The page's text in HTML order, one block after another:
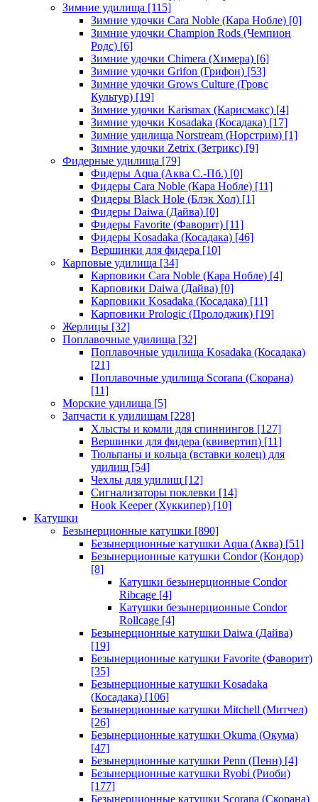
Зимние удилища [115]
Зимние удочки Cara Noble (Кара Нобле) [0]
Зимние удочки Champion Rods (Чемпион
Родс) [6]
Зимние удочки Chimera (Химера) [6]
Зимние удочки Grifon (Грифон) [53]
Зимние удочки Grows Culture (Гровс
Культур) [19]
Зимние удочки Karismax (Карисмакс) [4]
Зимние удочки Kosadaka (Косадака) [17]
Зимние удилища Norstream (Норстрим) [1]
Зимние удочки Zetrix (Зетрикс) [9]
Фидерные удилища [79]
Фидеры Aqua (Аква С.-Пб.) [0]
Фидеры Cara Noble (Кара Нобле) [11]
Фидеры Black Hole (Блэк Хол) [1]
Фидеры Daiwa (Дайва) [0]
Фидеры Favorite (Фаворит) [11]
Фидеры Kosadaka (Косадака) [46]
Вершинки для фидера [10]
Карповые удилища [34]
Карповики Cara Noble (Кара Нобле) [4]
Карповики Daiwa (Дайва) [0]
Карповики Kosadaka (Косадака) [11]
Карповики Prologic (Пролоджик) [19]
Жерлицы [32]
Поплавочные удилища [32]
Поплавочные удилища Kosadaka (Косадака)
[21]
Поплавочные удилища Scorana (Скорана)
[11]
Морские удилища [5]
Запчасти к удилищам [228]
Хлысты и комли для спиннингов [127]
Вершинки для фидера (квивертип) [11]
Тюльпаны и кольца (вставки колец) для
удилищ [54]
Чехлы для удилищ [12]
Сигнализаторы поклевки [14]
Hook Keeper (Хуккипер) [10]
Катушки
Безынерционные катушки [890]
Безынерционные катушки Aqua (Аква) [51]
Безынерционные катушки Condor (Кондор)
[8]
Катушки безынерционные Condor
Ribcage [4]
Катушки безынерционные Condor
Rollcage [4]
Безынерционные катушки Daiwa (Дайва)
[19]
Безынерционные катушки Favorite (Фаворит)
[35]
Безынерционные катушки Kosadaka
(Косадака) [106]
Безынерционные катушки Mitchell (Митчел)
[26]
Безынерционные катушки Okuma (Окума)
[47]
Безынерционные катушки Penn (Пенн) [4]
Безынерционные катушки Ryobi (Риоби)
[177]
Безынерционные катушки Scorana (Скорана)